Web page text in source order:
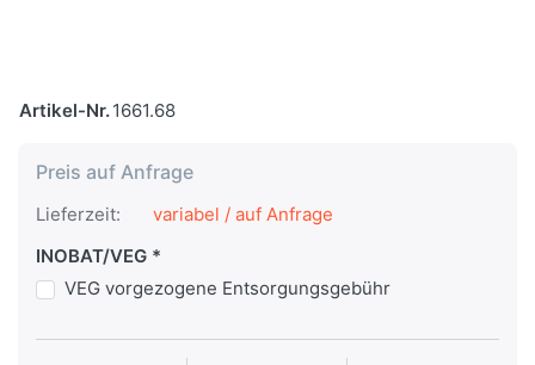
Artikel-Nr.1661.68
Preis auf Anfrage
Lieferzeit:
variabel / auf Anfrage
INOBAT/VEG
VEG vorgezogene Entsorgungsgebühr